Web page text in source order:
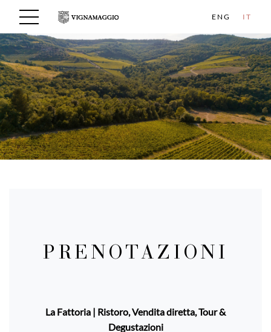
ENG IT
PRENOTAZIONI
La Fattoria | Ristoro, Vendita diretta, Tour &
Degustazioni